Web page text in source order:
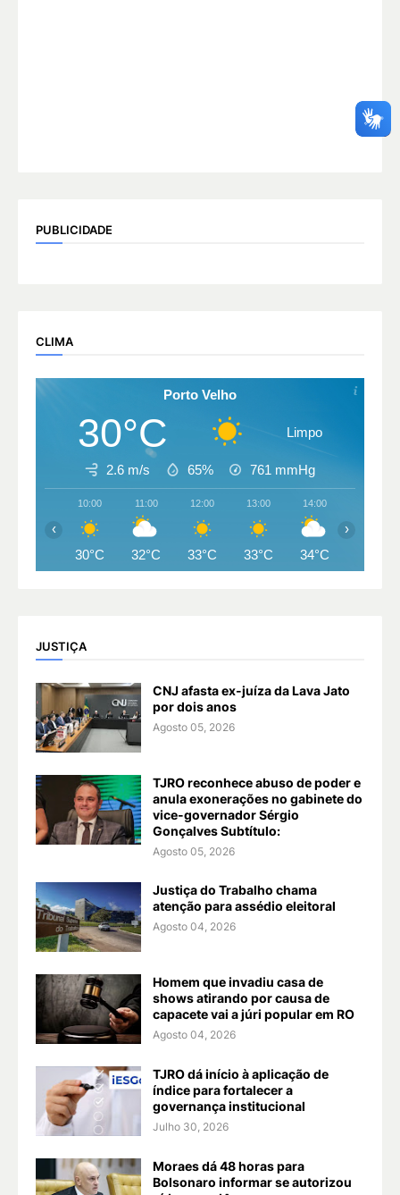
PUBLICIDADE
CLIMA
Porto Velho
30°C Limpo
2.6 m/s 65% 761 mmHg
10:00
30°C
11:00
32°C
12:00
33°C
13:00
33°C
14:00
34°C
‹ ›
JUSTIÇA
CNJ afasta ex-juíza da Lava Jato
por dois anos
Agosto 05, 2026
TJRO reconhece abuso de poder e
anula exonerações no gabinete do
vice-governador Sérgio
Gonçalves Subtítulo:
Agosto 05, 2026
Justiça do Trabalho chama
atenção para assédio eleitoral
Agosto 04, 2026
Homem que invadiu casa de
shows atirando por causa de
capacete vai a júri popular em RO
Agosto 04, 2026
TJRO dá início à aplicação de
índice para fortalecer a
governança institucional
Julho 30, 2026
Moraes dá 48 horas para
Bolsonaro informar se autorizou